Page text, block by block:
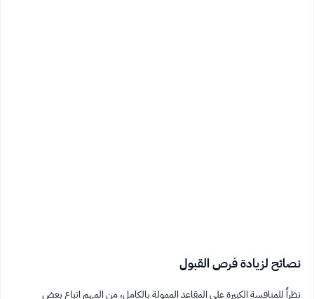
نصائح لزيادة فرص القبول
نظراً للمنافسة الكبيرة على المقاعد الممولة بالكامل، من المهم اتباع بعض